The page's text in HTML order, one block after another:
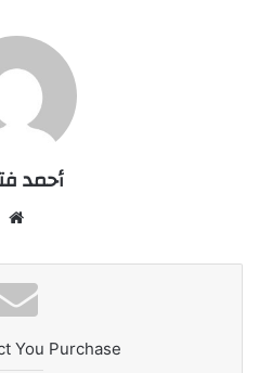
أحمد
You Purchase